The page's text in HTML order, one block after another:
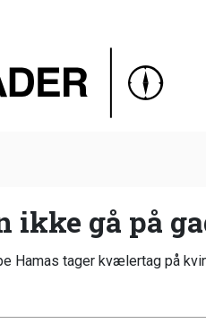
ikke gå på
Hamas tager kvælertag på